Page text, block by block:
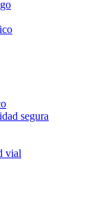
segura
vial